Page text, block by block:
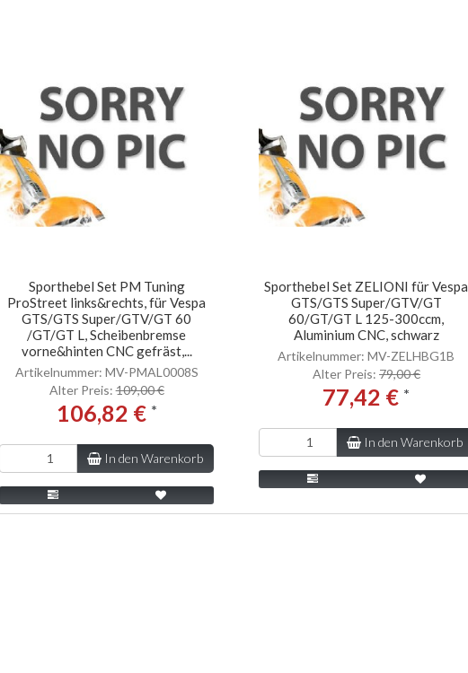
Sporthebel Set PM Tuning
ProStreet links&rechts, für Vespa
GTS/GTS Super/GTV/GT 60
/GT/GT L, Scheibenbremse
vorne&hinten CNC gefräst,...
Artikelnummer: MV-PMAL0008S
Alter Preis:109,00 €
106,82 € *
In den Warenkorb
Sporthebel Set ZELIONI für Vespa
GTS/GTS Super/GTV/GT
60/GT/GT L 125-300ccm,
Aluminium CNC, schwarz
Artikelnummer: MV-ZELHBG1B
Alter Preis: 79,00 €
77,42 € *
In den Warenkorb